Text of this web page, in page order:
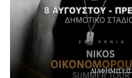
ΔΙΑΦΗΜΊΣΕΙΣ